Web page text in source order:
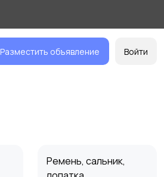
Разместить объявление Войти
Ремень, сальник,